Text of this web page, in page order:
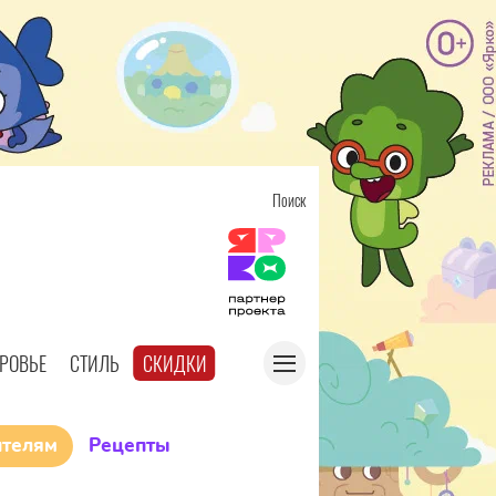
Поиск
СТИЛЬ СКИДКИ
Рецепты